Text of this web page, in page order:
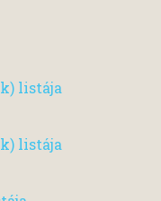
listája
listája